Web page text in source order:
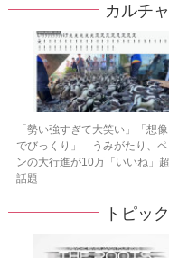
カルチ
「勢い強すぎて大笑い」「想
でびっくり」 うみがたり、
ンの大行進が10万「いいね」
話題
トピッ